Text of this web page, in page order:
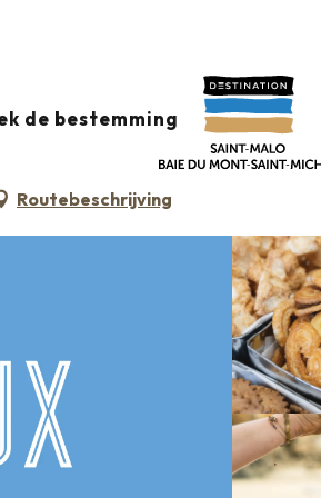
de bestemming
Routebeschrijving